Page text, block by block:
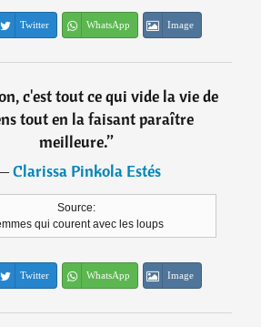
Twitter WhatsApp Image
c'est tout ce qui vide la vie de
tout en la faisant paraître
meilleure.”
Clarissa Pinkola Estés
Source:
qui courent avec les loups
Twitter WhatsApp Image